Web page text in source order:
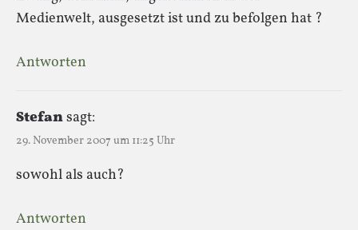
Medienwelt, ausgesetzt ist und zu befolgen hat ?
Antworten
Stefansagt:
29. November 2007 um 11:25 Uhr
sowohl als auch?
Antworten